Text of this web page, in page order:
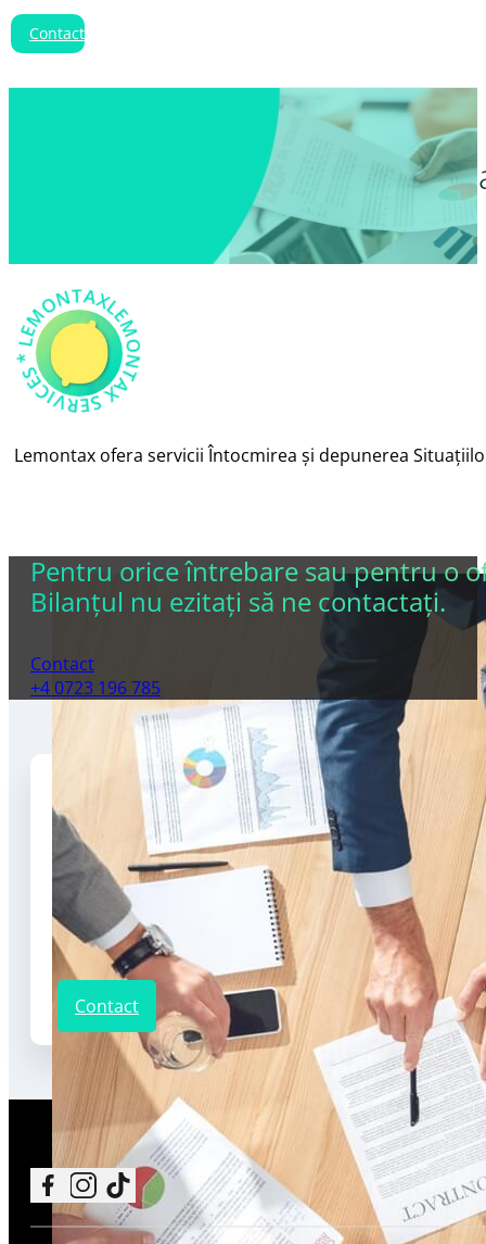
Contact
Întocmirea și depunerea
A
*
AX *
Lemontax ofera servicii Întocmirea și depunerea
Pentru orice întrebare sau pentru o
Bilanțul nu ezitaţi să ne contactaţi.
Contact
+4 0723 196 785
Luni – Vineri: 8:30-16:30
Sâmbătă: Închis
Adresa
Municipiul Cluj-Napoca, complex ELITE CITY, Strada Bulevardul Muncii,
Telefon
+4 0723 196 785
Contact
Follow me on Facebook
Follow me on Instagram
Follow me on TikTok